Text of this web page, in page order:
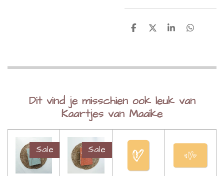
D
n
D
S
e
D
n
Dit vind je misschien ook leuk van
Kaartjes van Maaike
Sale Sale